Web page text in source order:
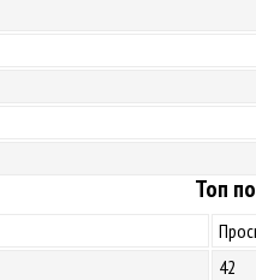
Топ
42